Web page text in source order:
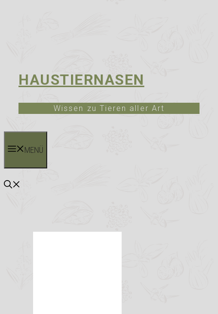
HAUSTIERNASEN
Wissen zu Tieren aller Art
MENÜ